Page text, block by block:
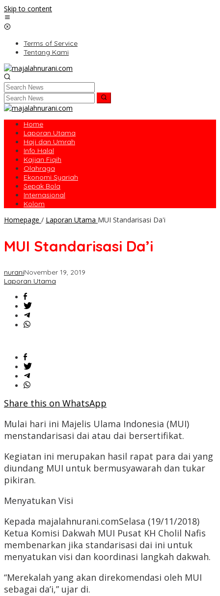
Skip to content
Terms of Service
Tentang Kami
Home
Laporan Utama
Haji dan Umrah
Info Halal
Kajian Fiqih
Olahraga
Ekonomi Syariah
Sepak Bola
Internasional
Kolom
Homepage / Laporan Utama MUI Standarisasi Da'i
MUI Standarisasi Da’i
nuraniNovember 19, 2019
Laporan Utama
Share this on WhatsApp
Mulai hari ini Majelis Ulama Indonesia (MUI)
menstandarisasi dai atau dai bersertifikat.
Kegiatan ini merupakan hasil rapat para dai yang
diundang MUI untuk bermusyawarah dan tukar
pikiran.
Menyatukan Visi
Kepada majalahnurani.comSelasa (19/11/2018)
Ketua Komisi Dakwah MUI Pusat KH Cholil Nafis
membenarkan jika standarisasi dai ini untuk
menyatukan visi dan koordinasi langkah dakwah.
“Merekalah yang akan direkomendasi oleh MUI
sebagai da’i,” ujar di.